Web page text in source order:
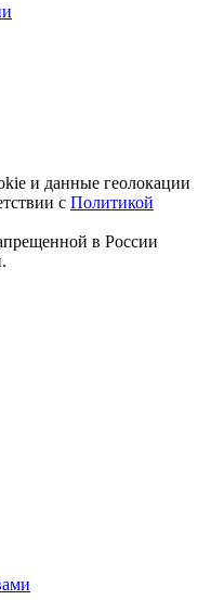
и данные геолокации
с Политикой
в России